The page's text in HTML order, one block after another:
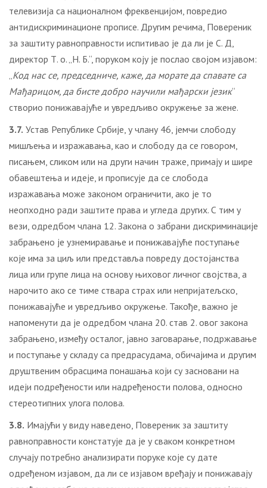
телевизија са националном фреквенцијом, повредио
антидискриминационе прописе. Другим речима, Повереник
за заштиту равноправности испитивао је да ли је С. Д,
директор Т. о. „Н. Б.“, поруком коју је послао својом изјавом:
„Код нас се, председниче, каже, да морате да спавате са
Мађарицом, да бисте добро научили мађарски језик“
створио понижавајуће и увредљиво окружење за жене.
3.7. Устав Републике Србије, у члану 46, јемчи слободу
мишљења и изражавања, као и слободу да се говором,
писањем, сликом или на други начин траже, примају и шире
обавештења и идеје, и прописује да се слобода
изражавања може законом ограничити, ако је то
неопходно ради заштите права и угледа других. С тим у
вези, одредбом члана 12. Закона о забрани дискриминације
забрањено је узнемиравање и понижавајуће поступање
које има за циљ или представља повреду достојанства
лица или групе лица на основу њиховог личног својства, а
нарочито ако се тиме ствара страх или непријатељско,
понижавајуће и увредљиво окружење. Такође, важно је
напоменути да је одредбом члана 20. став 2. овог закона
забрањено, између осталог, јавно заговарање, подржавање
и поступање у складу са предрасудама, обичајима и другим
друштвеним обрасцима понашања који су засновани на
идеји подређености или надређености полова, односно
стереотипних улога полова.
3.8. Имајући у виду наведено, Повереник за заштиту
равноправности констатује да је у сваком конкретном
случају потребно анализирати поруке које су дате
одређеном изјавом, да ли се изјавом вређају и понижавају